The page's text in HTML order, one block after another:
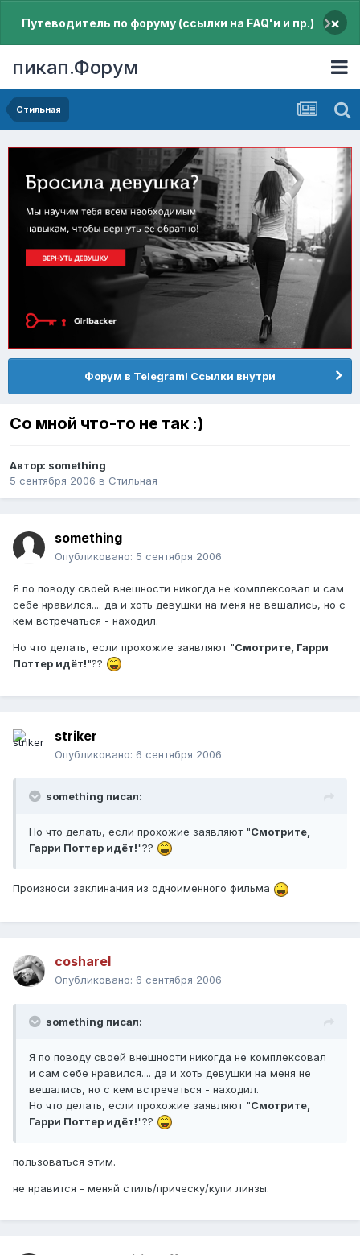
Путеводитель по форуму (ссылки на FAQ'и и пр.) ×
пикап.Форум
Стильная
Форум в Telegram! Ссылки внутри
Со мной что-то не так :)
Автор: something
5 сентября 2006 в Стильная
something
Опубликовано: 5 сентября 2006
Я по поводу своей внешности никогда не комплексовал и сам
себе нравился.... да и хоть девушки на меня не вешались, но с
кем встречаться - находил.
Но что делать, если прохожие заявляют "Смотрите, Гарри
Поттер идёт!"??
striker
Опубликовано: 6 сентября 2006
something писал:
Но что делать, если прохожие заявляют "Смотрите,
Гарри Поттер идёт!"??
Произноси заклинания из одноименного фильма
cosharel
Опубликовано: 6 сентября 2006
something писал:
Я по поводу своей внешности никогда не комплексовал
и сам себе нравился.... да и хоть девушки на меня не
вешались, но с кем встречаться - находил.
Но что делать, если прохожие заявляют "Смотрите,
Гарри Поттер идёт!"??
пользоваться этим.
не нравится - меняй стиль/прическу/купи линзы.